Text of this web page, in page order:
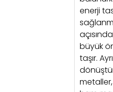
enerji
büyük
taşır.